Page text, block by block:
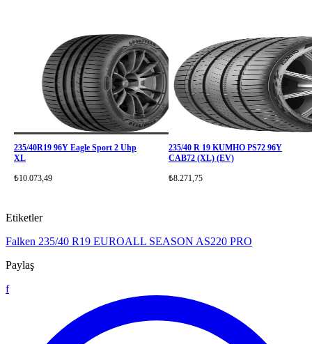
235/40R19 96Y Eagle Sport 2 Uhp
XL
₺10.073,49
235/40 R 19 KUMHO PS72 96Y
CAB72 (XL) (EV)
₺8.271,75
Etiketler
Falken 235/40 R19 EUROALL SEASON AS220 PRO
Paylaş
f